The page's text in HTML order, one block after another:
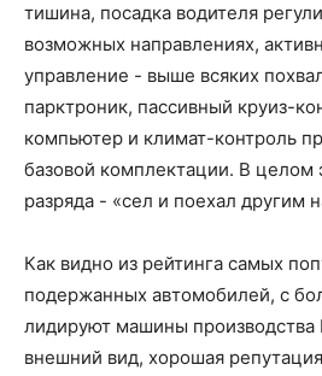
тишина, посадка водителя
возможных направлениях,
управление - выше всяких
парктроник, пассивный круиз-
компьютер и климат-контроль
базовой комплектации. В целом
разряда - «сел и поехал другим
Как видно из рейтинга самых
подержанных автомобилей, с
лидируют машины
внешний вид, хорошая